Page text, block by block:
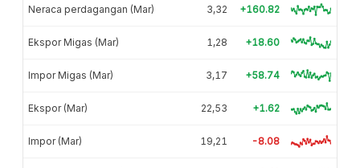
Neraca perdagangan (Mar) 3,32 +160.82
Ekspor Migas (Mar) 1,28 +18.60
Impor Migas (Mar) 3,17 +58.74
Ekspor (Mar) 22,53 +1.62
Impor (Mar) 19,21 -8.08